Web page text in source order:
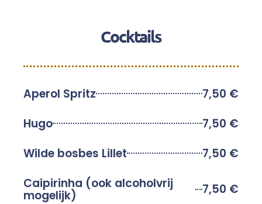
Cocktails
Aperol Spritz
7,50 €
Hugo
7,50 €
Wilde bosbes Lillet
7,50 €
Caipirinha (ook alcoholvrij
mogelijk) 7,50 €